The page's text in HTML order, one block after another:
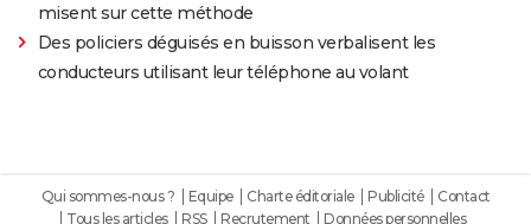
misent sur cette méthode
Des policiers déguisés en buisson verbalisent les
conducteurs utilisant leur téléphone au volant
Qui sommes-nous ? Equipe Charte éditoriale Publicité
Contact
Tous les articles
RSS Recrutement
Données personnelles